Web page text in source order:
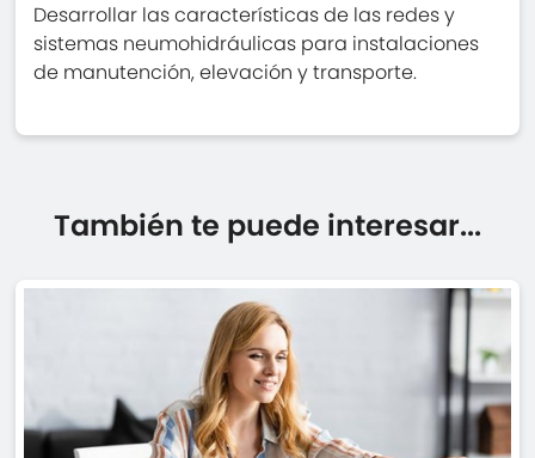
Desarrollar las características de las redes y
sistemas neumohidráulicas para instalaciones
de manutención, elevación y transporte.
También te puede interesar...